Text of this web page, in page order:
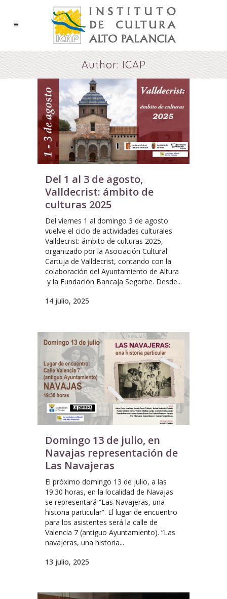
Author: ICAP
Del 1 al 3 de agosto,
Valldecrist: ámbito de
culturas 2025
Del viernes 1 al domingo 3 de agosto
vuelve el ciclo de actividades culturales
Valldecrist: ámbito de culturas 2025,
organizado por la Asociación Cultural
Cartuja de Valldecrist, contando con la
colaboración del Ayuntamiento de Altura
y la Fundación Bancaja Segorbe. Desde...
14 julio, 2025
Domingo 13 de julio, en
Navajas representación de
Las Navajeras
El próximo domingo 13 de julio, a las
19:30 horas, en la localidad de Navajas
se representará “Las Navajeras, una
historia particular”. El lugar de encuentro
para los asistentes será la calle de
Valencia 7 (antiguo Ayuntamiento). “Las
navajeras, una historia...
13 julio, 2025